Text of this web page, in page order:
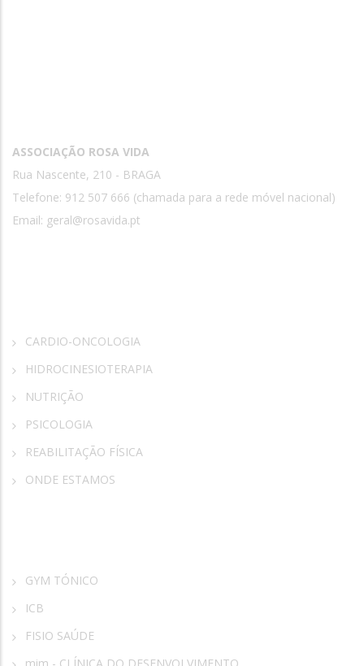
ASSOCIAÇÃO ROSA VIDA
Rua Nascente, 210 - BRAGA
Telefone: 912 507 666 (chamada para a rede móvel nacional)
Email: geral@rosavida.pt
CARDIO-ONCOLOGIA
HIDROCINESIOTERAPIA
NUTRIÇÃO
PSICOLOGIA
REABILITAÇÃO FÍSICA
ONDE ESTAMOS
GYM TÓNICO
ICB
FISIO SAÚDE